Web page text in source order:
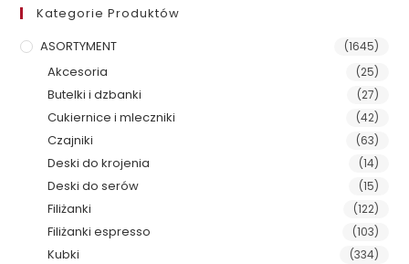
Kategorie Produktów
ASORTYMENT
(1645)
Akcesoria (25)
Butelki i dzbanki (27)
Cukiernice i mleczniki (42)
Czajniki (63)
Deski do krojenia (14)
Deski do serów (15)
Filiżanki (122)
Filiżanki espresso (103)
Kubki (334)